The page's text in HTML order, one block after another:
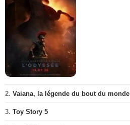
2. Vaiana, la légende du bout du monde
3. Toy Story 5